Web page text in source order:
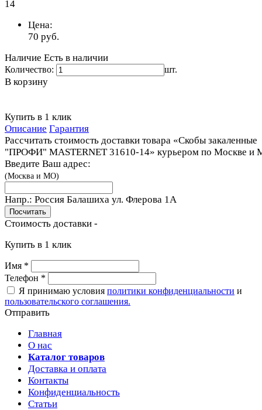
Цена:
70 руб.
Наличие Есть в наличии
Количество: шт.
В корзину
Купить в 1 клик
Описание Гарантия
Рассчитать стоимость доставки товара «Скобы закаленные
"ПРОФИ" MASTERNET 31610-14» курьером по Москве и
Введите Ваш адрес:
(Москва и МО)
Напр.: Россия Балашиха ул. Флерова 1A
Стоимость доставки -
Купить в 1 клик
Имя *
Телефон *
Я принимаю условия политики конфиденциальности и
пользовательского соглашения.
Отправить
Главная
О нас
Каталог товаров
Доставка и оплата
Контакты
Конфиденциальность
Статьи